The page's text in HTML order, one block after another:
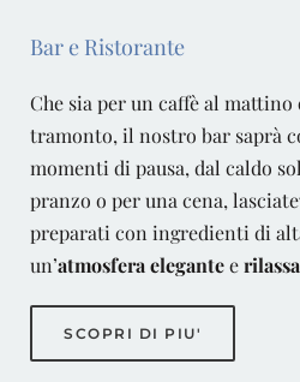
Bar e Ristorante
Che sia per un caffè al
tramonto, il nostro bar saprà
momenti di pausa, dal caldo
pranzo o per una cena,
preparati con ingredienti di
un’atmosfera elegantee
SCOPRI DI PIU'